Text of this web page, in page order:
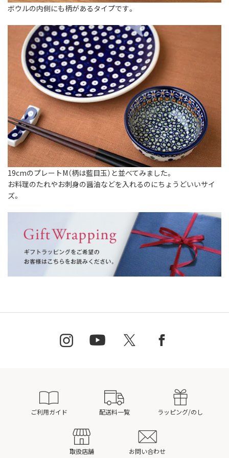
ボウルの内側にも柄があるタイプです。
19cmのプレートM（柄は藍目玉）と並べてみました。
お料理のたれやお刺身の醤油などを入れるのにちょうどいいサイ
ズ。
ご利用ガイド 配送料一覧 ラッピング/のし
取扱店舗 お問い合わせ